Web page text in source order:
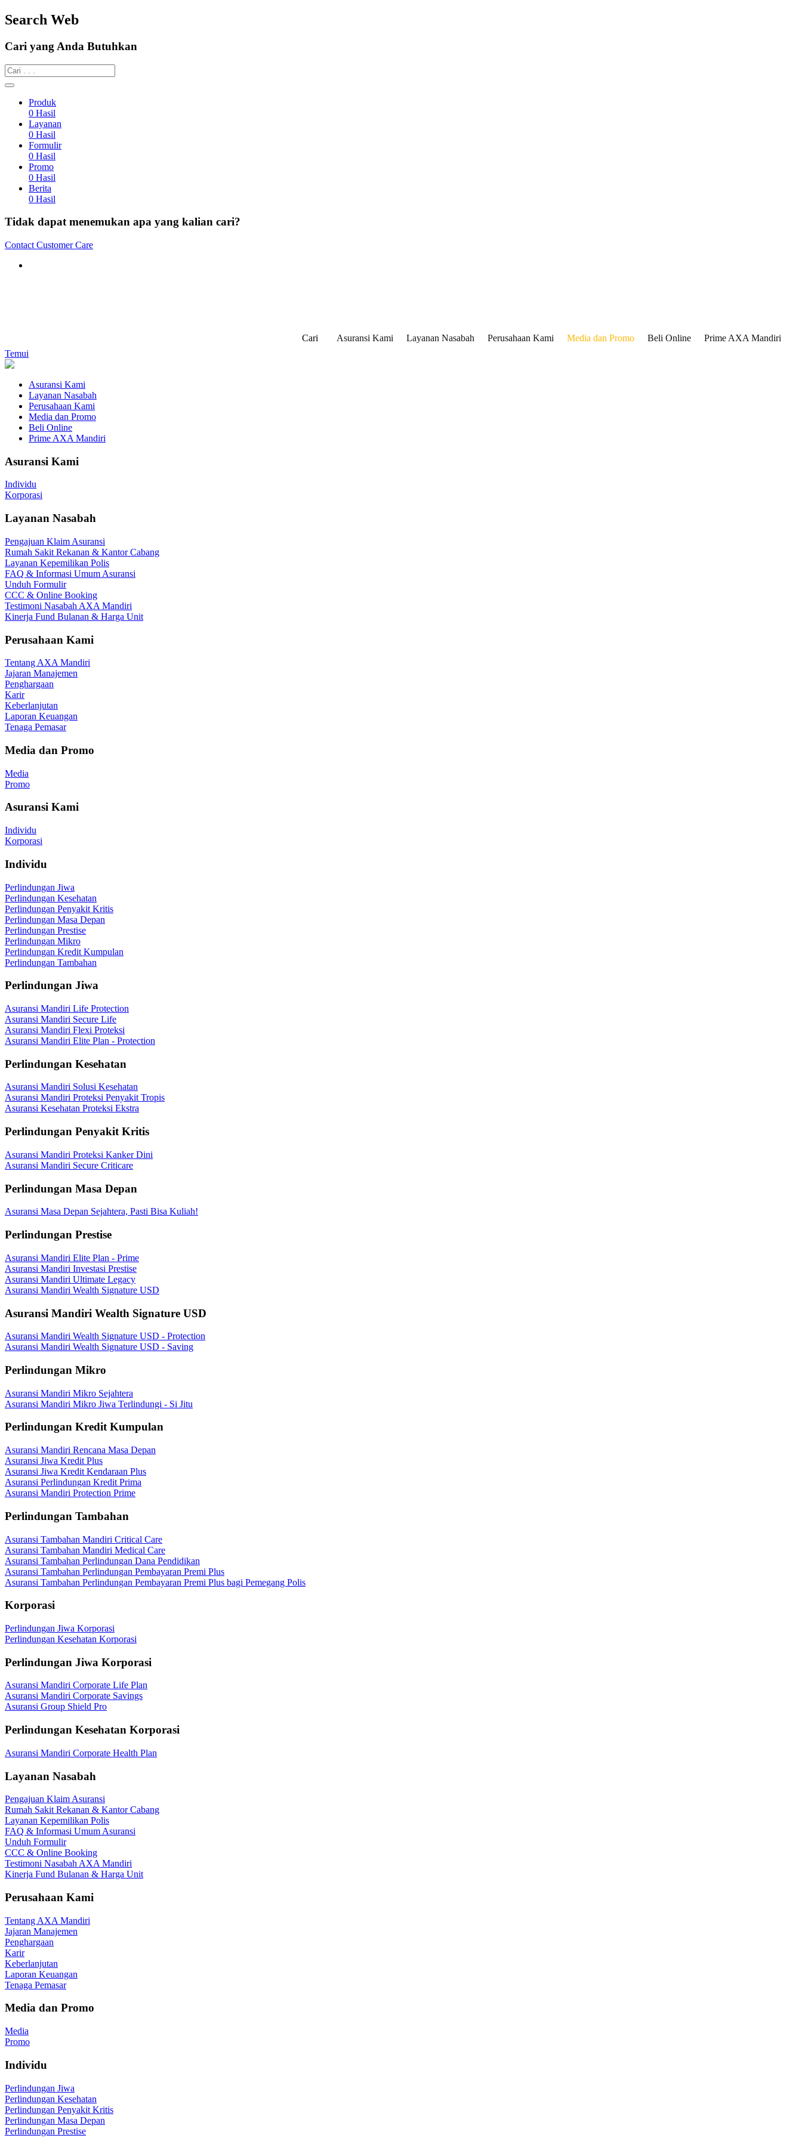
Search Web
Cari yang Anda Butuhkan
Produk
0 Hasil
Layanan
0 Hasil
Formulir
0 Hasil
Promo
0 Hasil
Berita
0 Hasil
Tidak dapat menemukan apa yang kalian cari?
Contact Customer Care
Cari Asuransi Kami Layanan Nasabah Perusahaan Kami Media dan Promo Beli Online
Prime AXA Mandiri
Temui
Asuransi Kami
Layanan Nasabah
Perusahaan Kami
Media dan Promo
Beli Online
Prime AXA Mandiri
Asuransi Kami
Individu
Korporasi
Layanan Nasabah
Pengajuan Klaim Asuransi
Rumah Sakit Rekanan & Kantor Cabang
Layanan Kepemilikan Polis
FAQ & Informasi Umum Asuransi
Unduh Formulir
CCC & Online Booking
Testimoni Nasabah AXA Mandiri
Kinerja Fund Bulanan & Harga Unit
Perusahaan Kami
Tentang AXA Mandiri
Jajaran Manajemen
Penghargaan
Karir
Keberlanjutan
Laporan Keuangan
Tenaga Pemasar
Media dan Promo
Media
Promo
Asuransi Kami
Individu
Korporasi
Individu
Perlindungan Jiwa
Perlindungan Kesehatan
Perlindungan Penyakit Kritis
Perlindungan Masa Depan
Perlindungan Prestise
Perlindungan Mikro
Perlindungan Kredit Kumpulan
Perlindungan Tambahan
Perlindungan Jiwa
Asuransi Mandiri Life Protection
Asuransi Mandiri Secure Life
Asuransi Mandiri Flexi Proteksi
Asuransi Mandiri Elite Plan - Protection
Perlindungan Kesehatan
Asuransi Mandiri Solusi Kesehatan
Asuransi Mandiri Proteksi Penyakit Tropis
Asuransi Kesehatan Proteksi Ekstra
Perlindungan Penyakit Kritis
Asuransi Mandiri Proteksi Kanker Dini
Asuransi Mandiri Secure Criticare
Perlindungan Masa Depan
Asuransi Masa Depan Sejahtera, Pasti Bisa Kuliah!
Perlindungan Prestise
Asuransi Mandiri Elite Plan - Prime
Asuransi Mandiri Investasi Prestise
Asuransi Mandiri Ultimate Legacy
Asuransi Mandiri Wealth Signature USD
Asuransi Mandiri Wealth Signature USD
Asuransi Mandiri Wealth Signature USD - Protection
Asuransi Mandiri Wealth Signature USD - Saving
Perlindungan Mikro
Asuransi Mandiri Mikro Sejahtera
Asuransi Mandiri Mikro Jiwa Terlindungi - Si Jitu
Perlindungan Kredit Kumpulan
Asuransi Mandiri Rencana Masa Depan
Asuransi Jiwa Kredit Plus
Asuransi Jiwa Kredit Kendaraan Plus
Asuransi Perlindungan Kredit Prima
Asuransi Mandiri Protection Prime
Perlindungan Tambahan
Asuransi Tambahan Mandiri Critical Care
Asuransi Tambahan Mandiri Medical Care
Asuransi Tambahan Perlindungan Dana Pendidikan
Asuransi Tambahan Perlindungan Pembayaran Premi Plus
Asuransi Tambahan Perlindungan Pembayaran Premi Plus bagi Pemegang Polis
Korporasi
Perlindungan Jiwa Korporasi
Perlindungan Kesehatan Korporasi
Perlindungan Jiwa Korporasi
Asuransi Mandiri Corporate Life Plan
Asuransi Mandiri Corporate Savings
Asuransi Group Shield Pro
Perlindungan Kesehatan Korporasi
Asuransi Mandiri Corporate Health Plan
Layanan Nasabah
Pengajuan Klaim Asuransi
Rumah Sakit Rekanan & Kantor Cabang
Layanan Kepemilikan Polis
FAQ & Informasi Umum Asuransi
Unduh Formulir
CCC & Online Booking
Testimoni Nasabah AXA Mandiri
Kinerja Fund Bulanan & Harga Unit
Perusahaan Kami
Tentang AXA Mandiri
Jajaran Manajemen
Penghargaan
Karir
Keberlanjutan
Laporan Keuangan
Tenaga Pemasar
Media dan Promo
Media
Promo
Individu
Perlindungan Jiwa
Perlindungan Kesehatan
Perlindungan Penyakit Kritis
Perlindungan Masa Depan
Perlindungan Prestise